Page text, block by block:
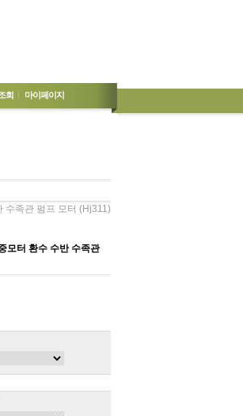
회 마이페이지
수족관 펌프 모터 (hj311)
모터 환수 수반 수족관